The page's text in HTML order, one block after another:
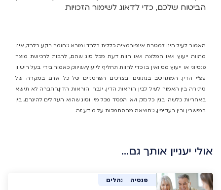
הביטוח שלכם, כדי לדאוג לשימור הזכויות
האמור לעיל הינו למטרת אינפורמציה כללית בלבד ומובא כחומר רקע בלבד, אינו
מהווה ייעוץ ו/או המלצה ו/או חוות דעת מכל סוג שהם, לרבות לרכישת מוצר
פנסיוני או ייעוץ מס ואין בו כדי להוות תחליף לייעוץ/שיווק כאמור בידי בעל רישיון
עפ"י הדין, המתחשב בנתונים ובצרכים הפרטניים של כל אדם. במקרה של
סתירה בין האמור לעיל לבין הוראות הדין, יגברו הוראות הדין.החברה לא תישא
באחריות כלשהי בגין כל נזק ו/או הפסד מכל מין וסוג שהוא העלולים להיגרם, בין
במישרין ובין בעקיפין, כתוצאה מהסתמכות על מידע זה.
אולי יעניין אותך גם…
פנסיה
פנסיה
ביטוח מנהלים
פנסיה